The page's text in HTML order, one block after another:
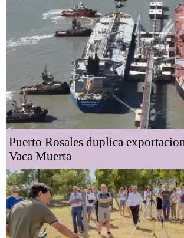
Puerto Rosales duplica
Vaca Muerta